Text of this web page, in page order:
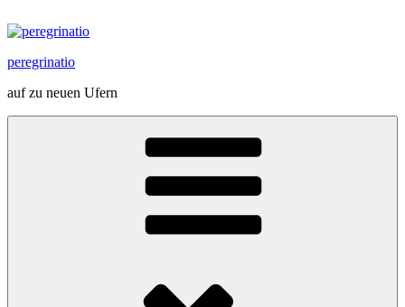
Inhalt
peregrinatio
auf zu neuen Ufern